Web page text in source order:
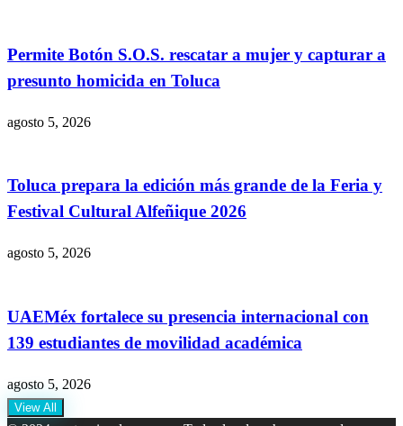
Permite Botón S.O.S. rescatar a mujer y capturar a
presunto homicida en Toluca
agosto 5, 2026
Toluca prepara la edición más grande de la Feria y
Festival Cultural Alfeñique 2026
agosto 5, 2026
UAEMéx fortalece su presencia internacional con
139 estudiantes de movilidad académica
agosto 5, 2026
View All